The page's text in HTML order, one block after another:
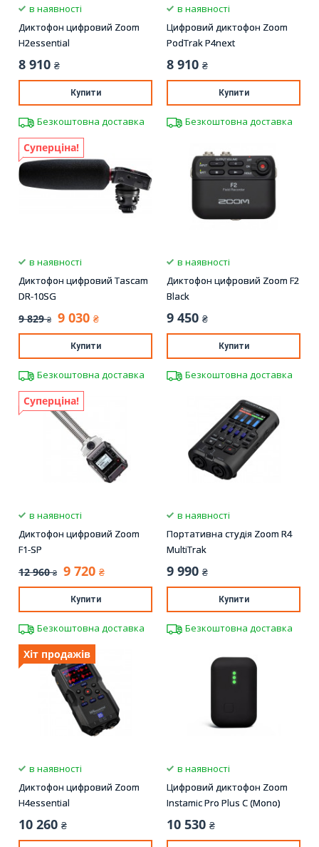
в наявності
Диктофон цифровий Zoom
H2essential
8 910 ₴
Купити
Безкоштовна доставка
в наявності
Цифровий диктофон Zoom
PodTrak P4next
8 910 ₴
Купити
Безкоштовна доставка
Суперціна!
в наявності
Диктофон цифровий Tascam
DR-10SG
9 829 ₴ 9 030 ₴
Купити
Безкоштовна доставка
в наявності
Диктофон цифровий Zoom F2
Black
9 450 ₴
Купити
Безкоштовна доставка
Суперціна!
в наявності
Диктофон цифровий Zoom
F1-SP
12 960 ₴ 9 720 ₴
Купити
Безкоштовна доставка
в наявності
Портативна студія Zoom R4
MultiTrak
9 990 ₴
Купити
Безкоштовна доставка
Хіт продажів
в наявності
Диктофон цифровий Zoom
H4essential
10 260 ₴
в наявності
Цифровий диктофон Zoom
Instamic Pro Plus C (Mono)
10 530 ₴